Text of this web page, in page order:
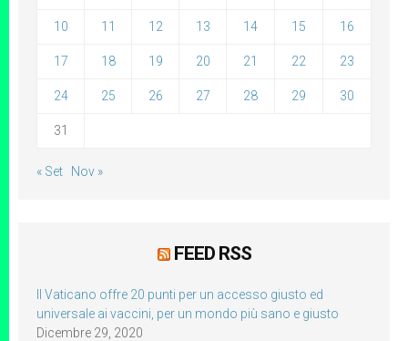
10 11 12 13 14 15 16
17 18 19 20 21 22 23
24 25 26 27 28 29 30
31
« Set Nov »
FEED RSS
Il Vaticano offre 20 punti per un accesso giusto ed
universale ai vaccini, per un mondo più sano e giusto
Dicembre 29, 2020